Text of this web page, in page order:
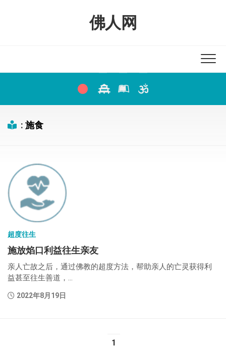
佛人网
: 施食
超度往生
施放焰口利益往生亲友
亲人亡故之后，通过佛教的超度方法，帮助亲人的亡灵获得利
益甚至往生善道，...
2022年8月19日
1